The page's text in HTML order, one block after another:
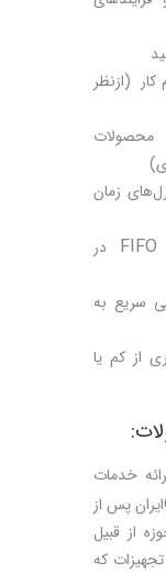
(ازنظر
محصولات
زمان
FIFO در
سریع به
از کم یا
خدمات
ایران پس از
از قبیل
که